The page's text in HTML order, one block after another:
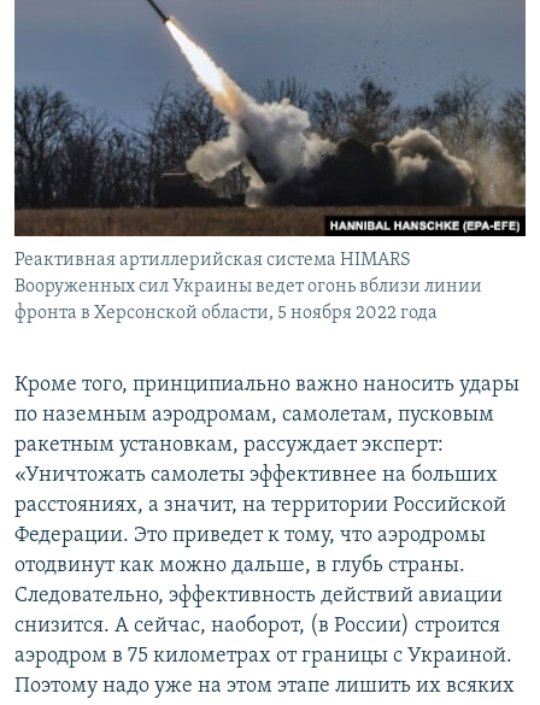
Реактивная артиллерийская система HIMARS
Вооруженных сил Украины ведет огонь вблизи линии
фронта в Херсонской области, 5 ноября 2022 года
Кроме того, принципиально важно наносить удары
по наземным аэродромам, самолетам, пусковым
ракетным установкам, рассуждает эксперт:
«Уничтожать самолеты эффективнее на больших
расстояниях, а значит, на территории Российской
Федерации. Это приведет к тому, что аэродромы
отодвинут как можно дальше, в глубь страны.
Следовательно, эффективность действий авиации
снизится. А сейчас, наоборот, (в России) строится
аэродром в 75 километрах от границы с Украиной.
Поэтому надо уже на этом этапе лишить их всяких